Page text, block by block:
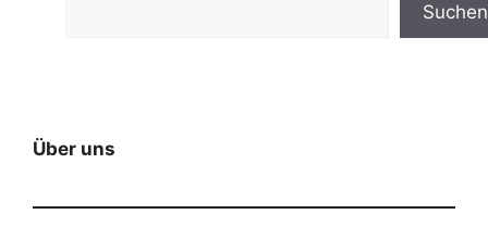
Suchen
Über uns